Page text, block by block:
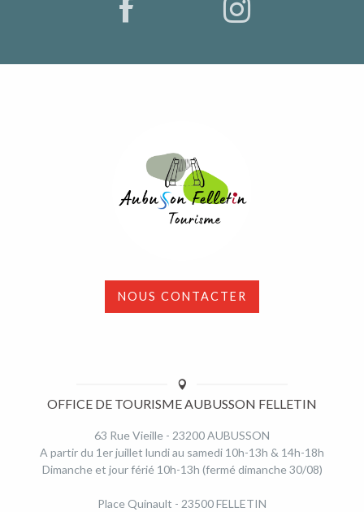
NOUS CONTACTER
OFFICE DE TOURISME AUBUSSON FELLETIN
63 Rue Vieille - 23200 AUBUSSON
A partir du 1er juillet lundi au samedi 10h-13h & 14h-18h
Dimanche et jour férié 10h-13h (fermé dimanche 30/08)
Place Quinault - 23500 FELLETIN